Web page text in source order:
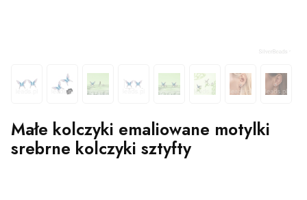
Małe kolczyki emaliowane motylki
srebrne kolczyki sztyfty